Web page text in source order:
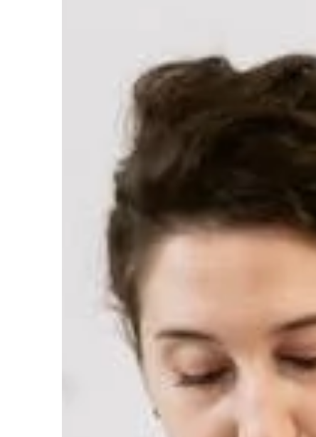
4 września 2024
Porównanie skuteczności
rodzajów peptydów w
sportowej
Odkryj różnice w efektywności
rodzajów peptydów stosowanych
suplementacji sportowej. Dowiedz
które z nich są najskuteczniejsze i
dlaczego.